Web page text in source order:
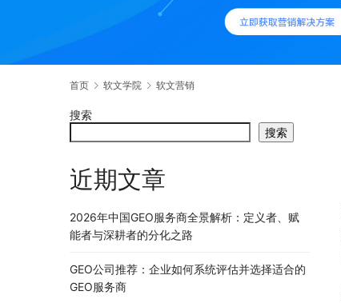
首页 软文学院 软文营销
搜索
搜索
近期文章
2026年中国GEO服务商全景解析：定义者、赋
能者与深耕者的分化之路
GEO公司推荐：企业如何系统评估并选择适合的
GEO服务商